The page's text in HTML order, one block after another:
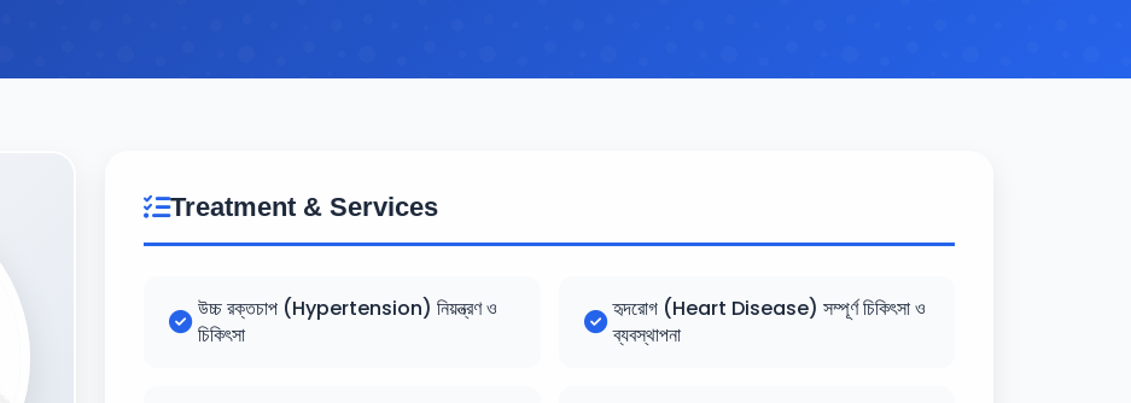
Treatment & Services
উচ্চ রক্তচাপ (Hypertension) নিয়ন্ত্রণ ও
চিকিৎসা
হৃদরোগ (Heart Disease) সম্পূর্ণ চিকিৎসা ও
ব্যবস্থাপনা